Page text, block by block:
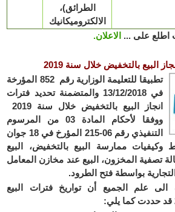
الطرائق)،
الالكتروميكانيك
على ...الاعلان.
بالتخفيض خلال سنة 2019
تطبيقا للتعليمة الوزارية رقم 852 المؤرخة
في 13/12/2018 والمتضمنة تحديد فترات
البيع بالتخفيض خلال
سنة 2019
وفقا لأحكام المادة 03 من المرسوم
التنفيذي رقم 06-215 المؤرخ في 18 جوان
ممارسة البيع بالتخفيض، البيع
المخزون، البيع عند مخازن المعامل
بواسطة فتح الطرود.
الجميع أن تواريخ فترات البيع